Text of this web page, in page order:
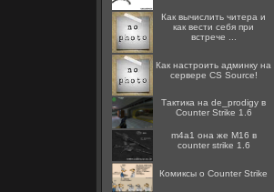
Как вычислить читера и
как вести себя при
встрече ...
Как настроить админку на
сервере CS Source!
Тактика на de_prodigy в
Counter Strike 1.6
m4a1 она же M16 в
counter strike 1.6
Комиксы о Counter Strike